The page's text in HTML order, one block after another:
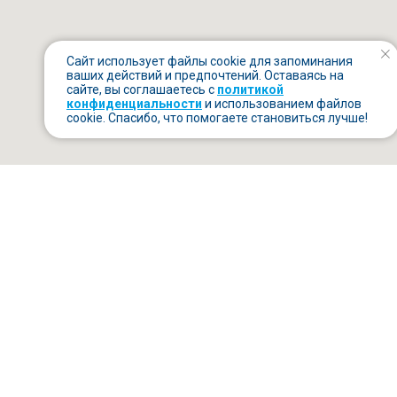
Сайт использует файлы cookie для запоминания
ваших действий и предпочтений. Оставаясь на
сайте, вы соглашаетесь с политикой
конфиденциальности и использованием файлов
cookie. Спасибо, что помогаете становиться лучше!